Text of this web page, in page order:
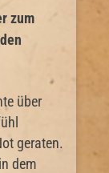
zum
über
geraten.
dem